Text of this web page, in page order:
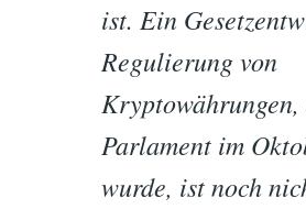
ist. Ein
Regulierung von
Kryptowährungen,
Parlament im
wurde, ist noch